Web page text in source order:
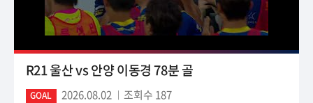
R21 울산 vs 안양 이동경 78분 골
GOAL 2026.08.02 조회수 187